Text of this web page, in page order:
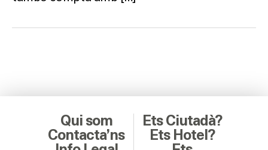
Qui som
Contacta’ns
Ets Ciutadà?
Ets Hotel?